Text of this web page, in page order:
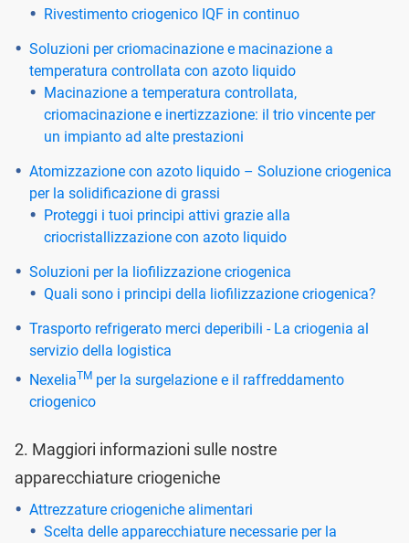
Rivestimento criogenico IQF in continuo
Soluzioni per criomacinazione e macinazione a
temperatura controllata con azoto liquido
Macinazione a temperatura controllata,
criomacinazione e inertizzazione: il trio vincente per
un impianto ad alte prestazioni
Atomizzazione con azoto liquido – Soluzione criogenica
per la solidificazione di grassi
Proteggi i tuoi principi attivi grazie alla
criocristallizzazione con azoto liquido
Soluzioni per la liofilizzazione criogenica
Quali sono i principi della liofilizzazione criogenica?
Trasporto refrigerato merci deperibili - La criogenia al
servizio della logistica
NexeliaTM per la surgelazione e il raffreddamento
criogenico
2. Maggiori informazioni sulle nostre
apparecchiature criogeniche
Attrezzature criogeniche alimentari
Scelta delle apparecchiature necessarie per la